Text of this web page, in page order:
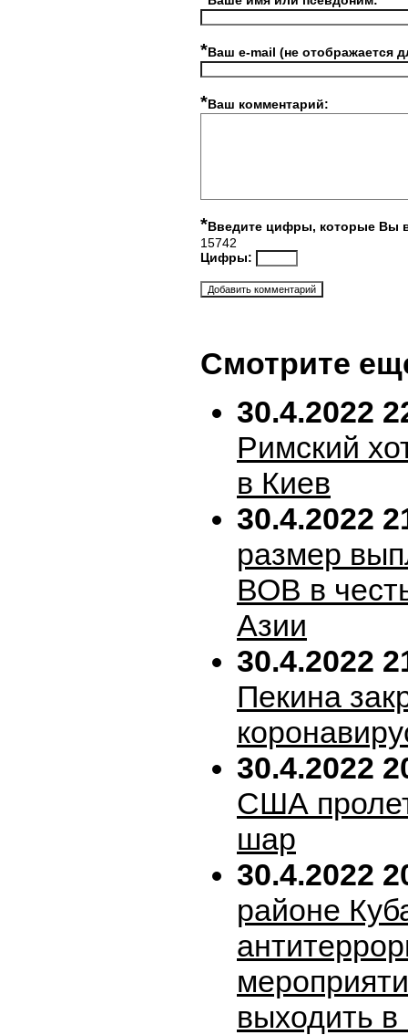
*Ваш e-mail (не отображается
*Ваш комментарий:
*Введите цифры, которые Вы
15742
Цифры:
Смотрите
30.4.2022
Римский
в Киев
30.4.2022
размер
ВОВ в
Азии
30.4.2022
Пекина
30.4.2022
США
шар
30.4.2022
районе
выходить